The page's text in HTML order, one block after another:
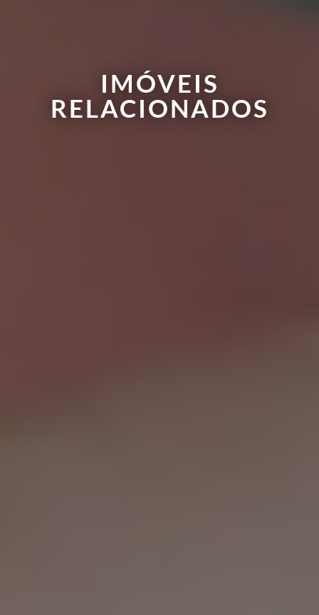
IMÓVEIS
RELACIONADOS